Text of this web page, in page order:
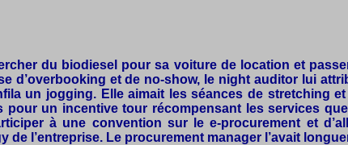
du biodiesel pour sa voiture de location et
d’overbooking et de no-show, le night auditor lui
un jogging. Elle aimait les séances de stretching
pour un incentive tour récompensant les services
à une convention sur le e-procurement et
l’entreprise. Le procurement manager l’avait